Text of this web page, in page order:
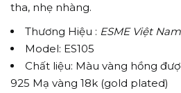
tha, nhẹ nhàng.
Thương Hiệu : ESME Việt Nam
Model: ES105
Chất liệu: Màu vàng hồng
925 Mạ vàng 18k (gold plated)